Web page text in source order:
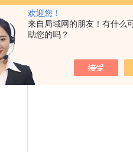
欢迎您！
来自局域网的朋友！有什么
助您的吗？